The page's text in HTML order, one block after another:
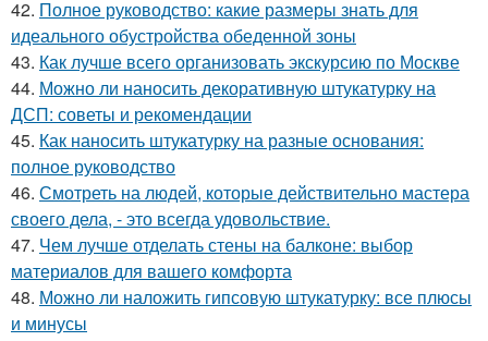
42. Полное руководство: какие размеры знать для
идеального обустройства обеденной зоны
43. Как лучше всего организовать экскурсию по Москве
44. Можно ли наносить декоративную штукатурку на
ДСП: советы и рекомендации
45. Как наносить штукатурку на разные основания:
полное руководство
46. Смотреть на людей, которые действительно мастера
своего дела, - это всегда удовольствие.
47. Чем лучше отделать стены на балконе: выбор
материалов для вашего комфорта
48. Можно ли наложить гипсовую штукатурку: все плюсы
и минусы